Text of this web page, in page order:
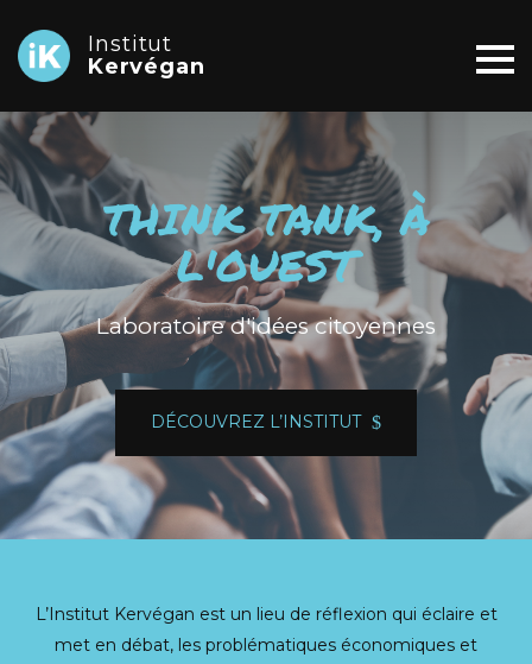
Institut
Kervégan
THINK TANK, À
L'OUEST
Laboratoire d'idées citoyennes
DÉCOUVREZ L’INSTITUT
L’Institut Kervégan est un lieu de réflexion qui éclaire et
met en débat, les problématiques économiques et